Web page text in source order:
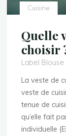
Cuisine
Quelle
choisir
Label Blouse
La veste de
veste de
tenue de
qu’elle fait
individuelle